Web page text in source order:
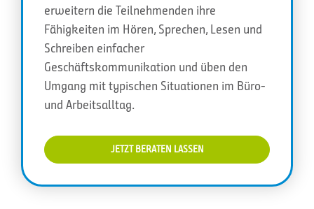
erweitern die Teilnehmenden ihre
Fähigkeiten im Hören, Sprechen, Lesen und
Schreiben einfacher
Geschäftskommunikation und üben den
Umgang mit typischen Situationen im Büro-
und Arbeitsalltag.
JETZT BERATEN LASSEN